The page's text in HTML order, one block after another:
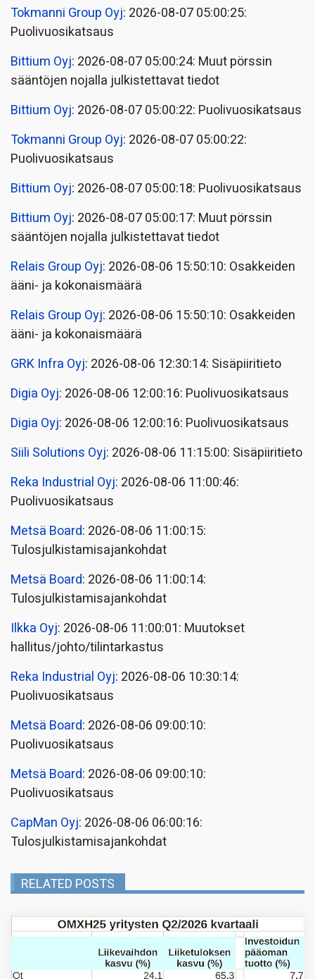
Tokmanni Group Oyj: 2026-08-07 05:00:25:
Puolivuosikatsaus
Bittium Oyj: 2026-08-07 05:00:24: Muut pörssin
sääntöjen nojalla julkistettavat tiedot
Bittium Oyj: 2026-08-07 05:00:22: Puolivuosikatsaus
Tokmanni Group Oyj: 2026-08-07 05:00:22:
Puolivuosikatsaus
Bittium Oyj: 2026-08-07 05:00:18: Puolivuosikatsaus
Bittium Oyj: 2026-08-07 05:00:17: Muut pörssin
sääntöjen nojalla julkistettavat tiedot
Relais Group Oyj: 2026-08-06 15:50:10: Osakkeiden
ääni- ja kokonaismäärä
Relais Group Oyj: 2026-08-06 15:50:10: Osakkeiden
ääni- ja kokonaismäärä
GRK Infra Oyj: 2026-08-06 12:30:14: Sisäpiiritieto
Digia Oyj: 2026-08-06 12:00:16: Puolivuosikatsaus
Digia Oyj: 2026-08-06 12:00:16: Puolivuosikatsaus
Siili Solutions Oyj: 2026-08-06 11:15:00: Sisäpiiritieto
Reka Industrial Oyj: 2026-08-06 11:00:46:
Puolivuosikatsaus
Metsä Board: 2026-08-06 11:00:15:
Tulosjulkistamisajankohdat
Metsä Board: 2026-08-06 11:00:14:
Tulosjulkistamisajankohdat
Ilkka Oyj: 2026-08-06 11:00:01: Muutokset
hallitus/johto/tilintarkastus
Reka Industrial Oyj: 2026-08-06 10:30:14:
Puolivuosikatsaus
Metsä Board: 2026-08-06 09:00:10:
Puolivuosikatsaus
Metsä Board: 2026-08-06 09:00:10:
Puolivuosikatsaus
CapMan Oyj: 2026-08-06 06:00:16:
Tulosjulkistamisajankohdat
RELATED POSTS